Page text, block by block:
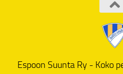
Espoon Suunta Ry - Koko